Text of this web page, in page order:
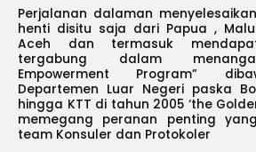
Perjalanan dalaman
henti disitu saja dari Papua ,
Aceh dan termasuk
tergabung dalam
Empowerment Program”
Departemen Luar Negeri paska
hingga KTT di tahun 2005 ‘the
memegang peranan penting
team Konsuler dan Protokoler